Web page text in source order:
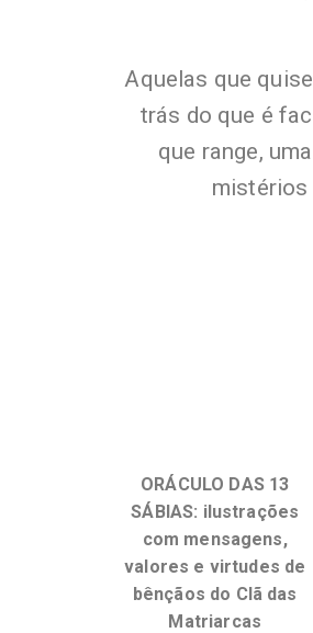
Aquelas que
trás do que é
que range,
mistérios
ORÁCULO DAS 13
SÁBIAS: ilustrações
com mensagens,
valores e virtudes de
bênçãos do Clã das
Matriarcas